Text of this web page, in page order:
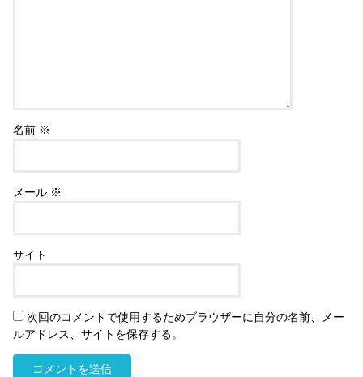
名前 ※
メール ※
サイト
次回のコメントで使用するためブラウザーに自分の名前、メー
ルアドレス、サイトを保存する。